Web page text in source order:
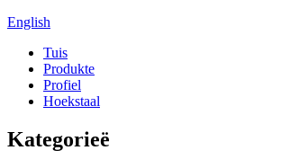
English
Tuis
Produkte
Profiel
Hoekstaal
Kategorieë